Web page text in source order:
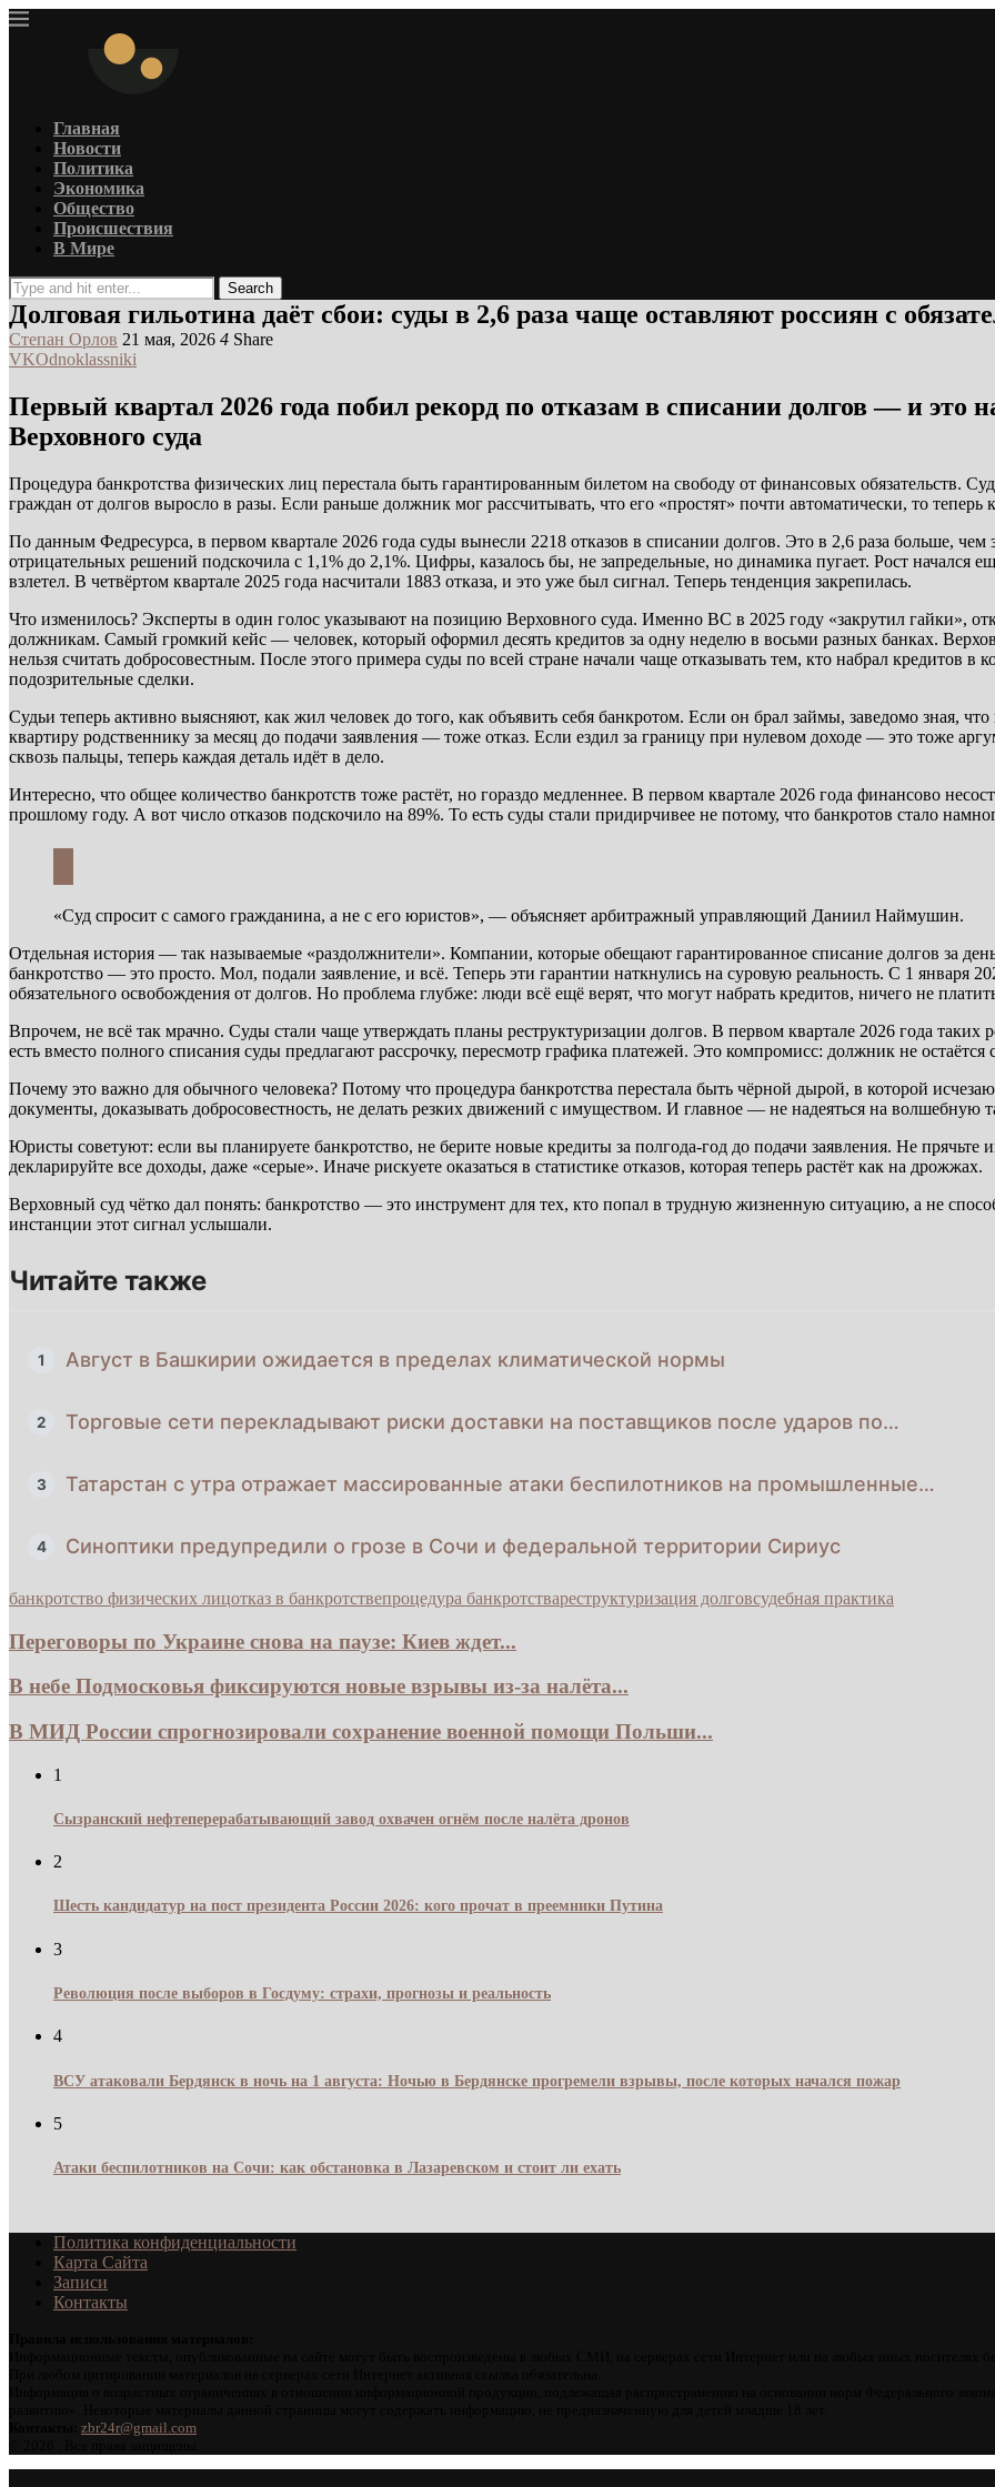
Главная
Новости
Политика
Экономика
Общество
Происшествия
В Мире
Search
Долговая гильотина даёт сбои: суды в 2,6 раза чаще оставляют россиян с
Степан Орлов 21 мая, 2026 4 Share
VKOdnoklassniki
Первый квартал 2026 года побил рекорд по отказам в списании долгов — и это
Верховного суда
Процедура банкротства физических лиц перестала быть гарантированным билетом на свободу от финансовых обязательств.
граждан от долгов выросло в разы. Если раньше должник мог рассчитывать, что его «простят» почти автоматически, то
По данным Федресурса, в первом квартале 2026 года суды вынесли 2218 отказов в списании долгов. Это в 2,6 раза больше,
отрицательных решений подскочила с 1,1% до 2,1%. Цифры, казалось бы, не запредельные, но динамика пугает. Рост начался
взлетел. В четвёртом квартале 2025 года насчитали 1883 отказа, и это уже был сигнал. Теперь тенденция закрепилась.
Что изменилось? Эксперты в один голос указывают на позицию Верховного суда. Именно ВС в 2025 году «закрутил гайки»,
должникам. Самый громкий кейс — человек, который оформил десять кредитов за одну неделю в восьми разных банках.
нельзя считать добросовестным. После этого примера суды по всей стране начали чаще отказывать тем, кто набрал кредитов
подозрительные сделки.
Судьи теперь активно выясняют, как жил человек до того, как объявить себя банкротом. Если он брал займы, заведомо зная,
квартиру родственнику за месяц до подачи заявления — тоже отказ. Если ездил за границу при нулевом доходе — это тоже
сквозь пальцы, теперь каждая деталь идёт в дело.
Интересно, что общее количество банкротств тоже растёт, но гораздо медленнее. В первом квартале 2026 года финансово
прошлому году. А вот число отказов подскочило на 89%. То есть суды стали придирчивее не потому, что банкротов стало
«Суд спросит с самого гражданина, а не с его юристов», — объясняет арбитражный управляющий Даниил Наймушин.
Отдельная история — так называемые «раздолжнители». Компании, которые обещают гарантированное списание долгов за
банкротство — это просто. Мол, подали заявление, и всё. Теперь эти гарантии наткнулись на суровую реальность. С 1 января
обязательного освобождения от долгов. Но проблема глубже: люди всё ещё верят, что могут набрать кредитов, ничего не
Впрочем, не всё так мрачно. Суды стали чаще утверждать планы реструктуризации долгов. В первом квартале 2026 года
есть вместо полного списания суды предлагают рассрочку, пересмотр графика платежей. Это компромисс: должник не
Почему это важно для обычного человека? Потому что процедура банкротства перестала быть чёрной дырой, в которой
документы, доказывать добросовестность, не делать резких движений с имуществом. И главное — не надеяться на волшебную
Юристы советуют: если вы планируете банкротство, не берите новые кредиты за полгода-год до подачи заявления. Не
декларируйте все доходы, даже «серые». Иначе рискуете оказаться в статистике отказов, которая теперь растёт как на дрожжах.
Верховный суд чётко дал понять: банкротство — это инструмент для тех, кто попал в трудную жизненную ситуацию, а не
инстанции этот сигнал услышали.
Читайте также
1 Август в Башкирии ожидается в пределах климатической нормы
2 Торговые сети перекладывают риски доставки на поставщиков после ударов по…
3 Татарстан с утра отражает массированные атаки беспилотников на промышленные…
4 Синоптики предупредили о грозе в Сочи и федеральной территории Сириус
банкротство физических лицотказ в банкротствепроцедура банкротствареструктуризация долговсудебная практика
Переговоры по Украине снова на паузе: Киев ждет...
В небе Подмосковья фиксируются новые взрывы из-за налёта...
В МИД России спрогнозировали сохранение военной помощи Польши...
1
Сызранский нефтеперерабатывающий завод охвачен огнём после налёта дронов
2
Шесть кандидатур на пост президента России 2026: кого прочат в преемники Путина
3
Революция после выборов в Госдуму: страхи, прогнозы и реальность
4
ВСУ атаковали Бердянск в ночь на 1 августа: Ночью в Бердянске прогремели взрывы, после которых начался пожар
5
Атаки беспилотников на Сочи: как обстановка в Лазаревском и стоит ли ехать
Политика конфиденциальности
Карта Сайта
Записи
Контакты
zbr24r@gmail.com